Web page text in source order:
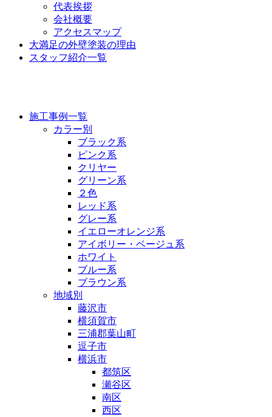
代表挨拶
会社概要
アクセスマップ
大満足の外壁塗装の理由
スタッフ紹介一覧
施工事例一覧
カラー別
ブラック系
ピンク系
クリヤー
グリーン系
２色
レッド系
グレー系
イエローオレンジ系
アイボリー・ベージュ系
ホワイト
ブルー系
ブラウン系
地域別
藤沢市
横須賀市
三浦郡葉山町
逗子市
横浜市
都筑区
瀬谷区
南区
西区